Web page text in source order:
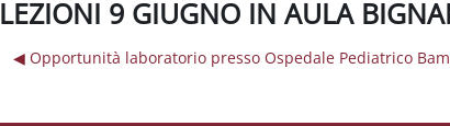
LEZIONI 9 GIUGNO IN AULA
◀︎ Opportunità laboratorio presso Ospedale Pediatrico